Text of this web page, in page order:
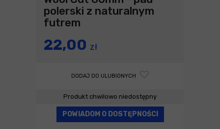
polerski z naturalnym
futrem
22,00 zł
DODAJ DO ULUBIONYCH
Produkt chwilowo niedostępny
POWIADOM O DOSTĘPNOŚCI